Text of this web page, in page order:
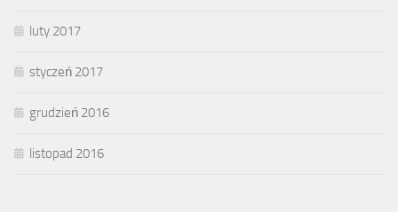
luty 2017
styczeń 2017
grudzień 2016
listopad 2016